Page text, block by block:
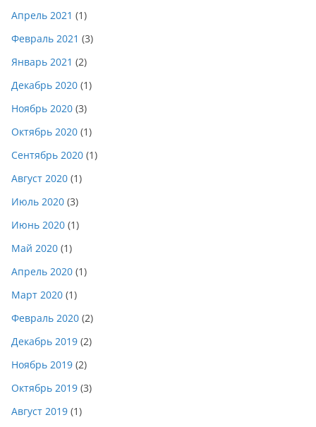
Апрель 2021 (1)
Февраль 2021 (3)
Январь 2021 (2)
Декабрь 2020 (1)
Ноябрь 2020 (3)
Октябрь 2020 (1)
Сентябрь 2020 (1)
Август 2020 (1)
Июль 2020 (3)
Июнь 2020 (1)
Май 2020 (1)
Апрель 2020 (1)
Март 2020 (1)
Февраль 2020 (2)
Декабрь 2019 (2)
Ноябрь 2019 (2)
Октябрь 2019 (3)
Август 2019 (1)